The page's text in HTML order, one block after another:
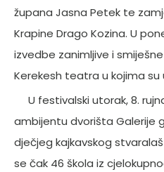
župana Jasna Petek te
Krapine Drago Kozina. U
izvedbe zanimljive i
Kerekesh teatra u kojima su
U festivalski utorak, 8.
ambijentu dvorišta Galerije
dječjeg kajkavskog
se čak 46 škola iz